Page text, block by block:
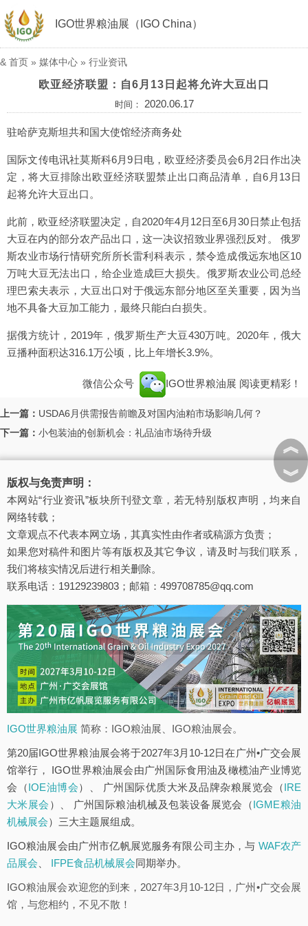
IGO世界粮油展（IGO China）
& 首页 » 媒体中心 » 行业资讯
欧亚经济联盟：自6月13日起将允许大豆出口
时间： 2020.06.17
驻哈萨克斯坦共和国大使馆经济商务处
国际文传电讯社莫斯科6月9日电，欧亚经济委员会6月2日作出决
定，将大豆排除出欧亚经济联盟禁止出口商品清单，自6月13日
起将允许大豆出口。
此前，欧亚经济联盟决定，自2020年4月12日至6月30日禁止包括
大豆在内的部分农产品出口，这一决议招致业界强烈反对。 俄罗
斯农业市场行情研究所所长雷利科表示，禁令造成俄远东地区10
万吨大豆无法出口，给企业造成巨大损失。俄罗斯农业公司总经
理巴索夫表示，大豆出口对于俄远东部分地区至关重要，因为当
地不具备大豆加工能力，最终只能白白损失。
据俄方统计，2019年，俄罗斯生产大豆430万吨。2020年，俄大
豆播种面积达316.1万公顷，比上年增长3.9%。
微信公众号 IGO世界粮油展 阅读更精彩！
上一篇： USDA6月供需报告前瞻及对国内油粕市场影响几何？
下一篇： 小包装油的创新机会：礼品油市场待升级
版权与免责声明：
本网站“行业资讯”板块所刊登文章，若无特别版权声明，均来自
网络转载；
文章观点不代表本网立场，其真实性由作者或稿源方负责；
如果您对稿件和图片等有版权及其它争议，请及时与我们联系，
我们将核实情况后进行相关删除。
联系电话：19129239803；邮箱：499708785@qq.com
IGO世界粮油展 简称：IGO粮油展、IGO粮油展会。
第20届IGO世界粮油展会将于2027年3月10-12日在广州•广交会展
馆举行， IGO世界粮油展会由广州国际食用油及橄榄油产业博览
会（IOE油博会）、 广州国际优质大米及品牌杂粮展览会（IRE
大米展会 ）、 广州国际粮油机械及包装设备展览会（IGME粮油
机械展会）三大主题展组成。
IGO粮油展会由广州市亿帆展览服务有限公司主办，与 WAF农产
品展会
IFPE食品机械展会同期举办。
IGO粮油展会欢迎您的到来，2027年3月10-12日，广州•广交会展
馆，与您相约，不见不散！
︽
︾